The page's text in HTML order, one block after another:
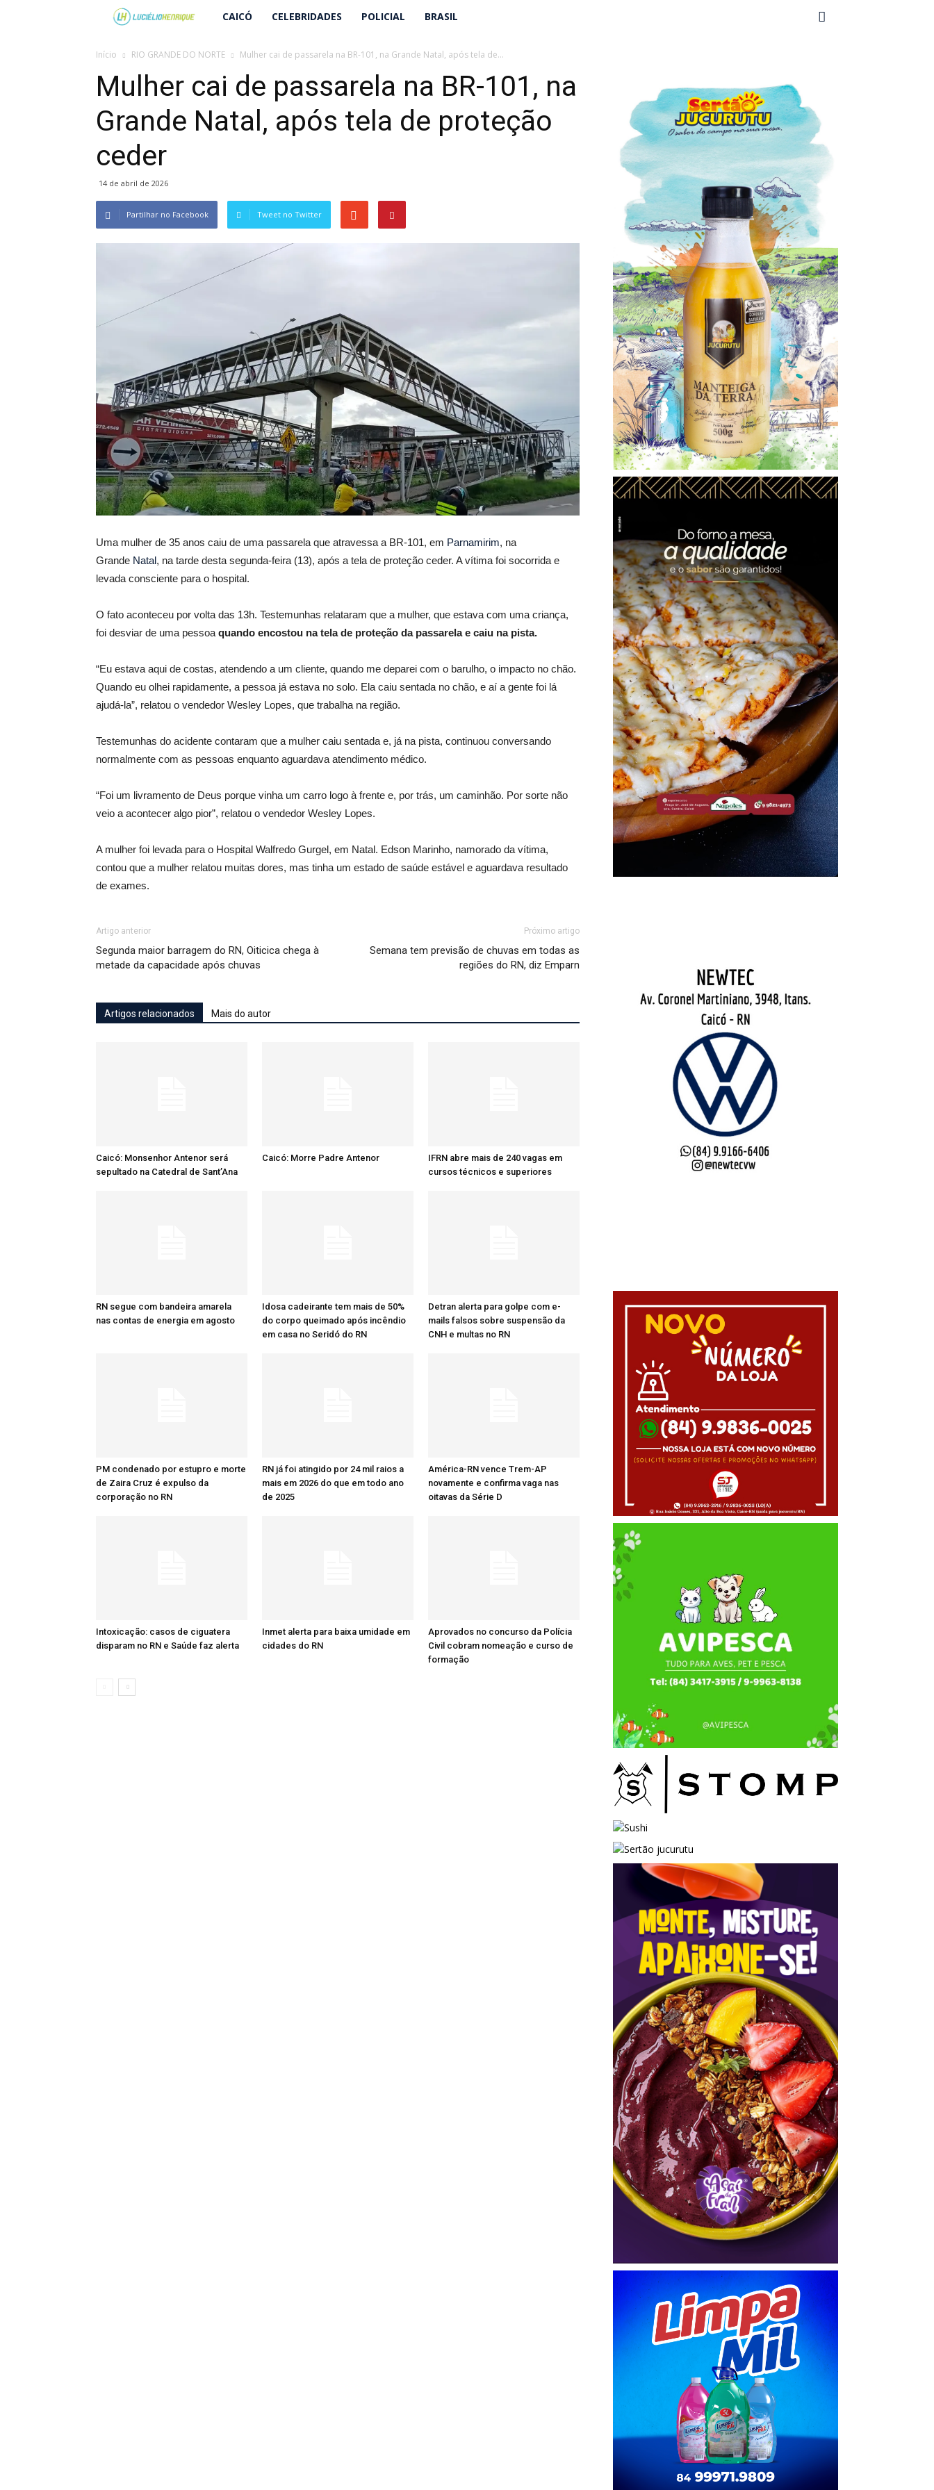
Lucielio
Henrique
CAICÓ CELEBRIDADES POLICIAL BRASIL
Início RIO GRANDE DO NORTE Mulher cai de passarela na BR-101, na Grande Natal, após tela de...
Mulher cai de passarela na BR-101, na
Grande Natal, após tela de proteção
ceder
14 de abril de 2026
Partilhar no Facebook Tweet no Twitter
Uma mulher de 35 anos caiu de uma passarela que atravessa a BR-101, em Parnamirim, na
Grande Natal, na tarde desta segunda-feira (13), após a tela de proteção ceder. A vítima foi socorrida e
levada consciente para o hospital.
O fato aconteceu por volta das 13h. Testemunhas relataram que a mulher, que estava com uma criança,
foi desviar de uma pessoa quando encostou na tela de proteção da passarela e caiu na pista.
“Eu estava aqui de costas, atendendo a um cliente, quando me deparei com o barulho, o impacto no chão.
Quando eu olhei rapidamente, a pessoa já estava no solo. Ela caiu sentada no chão, e aí a gente foi lá
ajudá-la”, relatou o vendedor Wesley Lopes, que trabalha na região.
Testemunhas do acidente contaram que a mulher caiu sentada e, já na pista, continuou conversando
normalmente com as pessoas enquanto aguardava atendimento médico.
“Foi um livramento de Deus porque vinha um carro logo à frente e, por trás, um caminhão. Por sorte não
veio a acontecer algo pior”, relatou o vendedor Wesley Lopes.
A mulher foi levada para o Hospital Walfredo Gurgel, em Natal. Edson Marinho, namorado da vítima,
contou que a mulher relatou muitas dores, mas tinha um estado de saúde estável e aguardava resultado
de exames.
Artigo anterior
Segunda maior barragem do RN, Oiticica chega à
metade da capacidade após chuvas
Próximo artigo
Semana tem previsão de chuvas em todas as
regiões do RN, diz Emparn
Artigos relacionados Mais do autor
Caicó: Monsenhor Antenor será
sepultado na Catedral de Sant’Ana
Caicó: Morre Padre Antenor
IFRN abre mais de 240 vagas em
cursos técnicos e superiores
RN segue com bandeira amarela
nas contas de energia em agosto
Idosa cadeirante tem mais de 50%
do corpo queimado após incêndio
em casa no Seridó do RN
Detran alerta para golpe com e-
mails falsos sobre suspensão da
CNH e multas no RN
PM condenado por estupro e morte
de Zaira Cruz é expulso da
corporação no RN
RN já foi atingido por 24 mil raios a
mais em 2026 do que em todo ano
de 2025
América-RN vence Trem-AP
novamente e confirma vaga nas
oitavas da Série D
Intoxicação: casos de ciguatera
disparam no RN e Saúde faz alerta
Inmet alerta para baixa umidade em
cidades do RN
Aprovados no concurso da Polícia
Civil cobram nomeação e curso de
formação